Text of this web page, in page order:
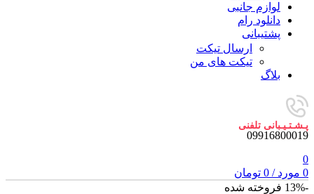
لوازم جانبی
دانلود رام
پشتیبانی
ارسال تیکت
تیکت های من
بلاگ
پـشـتـیـبانی تلفنی
09916800019
0
0 مورد /
0 تومان
-13%
فروخته شده